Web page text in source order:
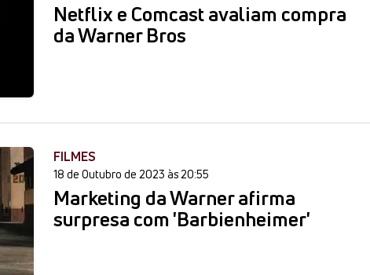
Netflix e Comcast avaliam compra
da Warner Bros
FILMES
18 de Outubro de 2023 às 20:55
Marketing da Warner afirma
surpresa com 'Barbienheimer'